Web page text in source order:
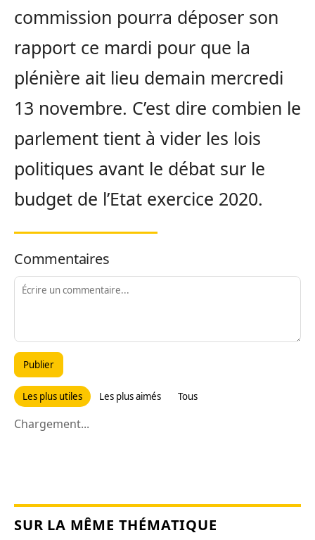
commission pourra déposer son
rapport ce mardi pour que la
plénière ait lieu demain mercredi
13 novembre. C’est dire combien le
parlement tient à vider les lois
politiques avant le débat sur le
budget de l’Etat exercice 2020.
Commentaires
Publier
Les plus utiles Les plus aimés Tous
Chargement...
SUR LA MÊME THÉMATIQUE